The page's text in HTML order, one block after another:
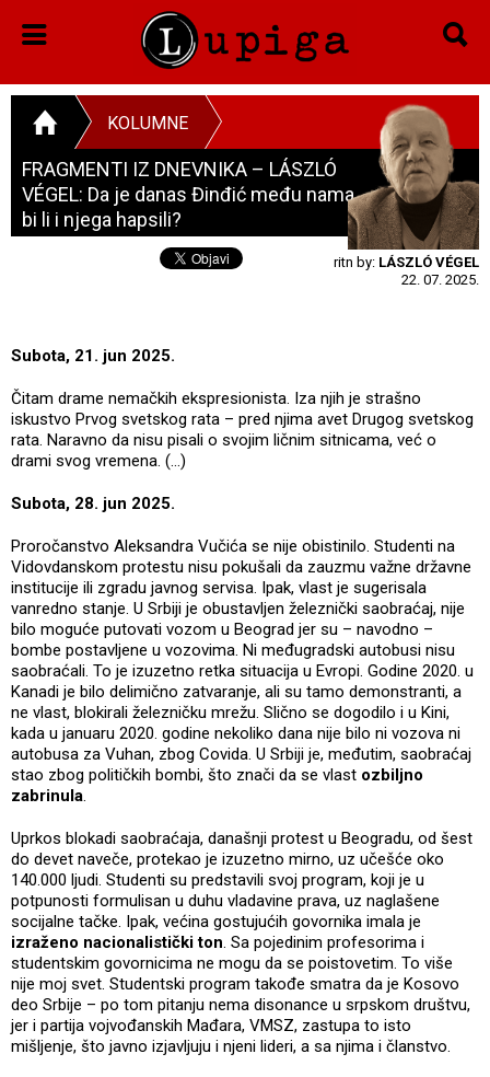
KOLUMNE
FRAGMENTI IZ DNEVNIKA – LÁSZLÓ
VÉGEL: Da je danas Đinđić među nama,
bi li i njega hapsili?
ritn by: LÁSZLÓ VÉGEL
22. 07. 2025.
Subota, 21. jun 2025.
Čitam drame nemačkih ekspresionista. Iza njih je strašno
iskustvo Prvog svetskog rata – pred njima avet Drugog svetskog
rata. Naravno da nisu pisali o svojim ličnim sitnicama, već o
drami svog vremena. (…)
Subota, 28. jun 2025.
Proročanstvo Aleksandra Vučića se nije obistinilo. Studenti na
Vidovdanskom protestu nisu pokušali da zauzmu važne državne
institucije ili zgradu javnog servisa. Ipak, vlast je sugerisala
vanredno stanje. U Srbiji je obustavljen železnički saobraćaj, nije
bilo moguće putovati vozom u Beograd jer su – navodno –
bombe postavljene u vozovima. Ni međugradski autobusi nisu
saobraćali. To je izuzetno retka situacija u Evropi. Godine 2020. u
Kanadi je bilo delimično zatvaranje, ali su tamo demonstranti, a
ne vlast, blokirali železničku mrežu. Slično se dogodilo i u Kini,
kada u januaru 2020. godine nekoliko dana nije bilo ni vozova ni
autobusa za Vuhan, zbog Covida. U Srbiji je, međutim, saobraćaj
stao zbog političkih bombi, što znači da se vlast ozbiljno
zabrinula.
Uprkos blokadi saobraćaja, današnji protest u Beogradu, od šest
do devet naveče, protekao je izuzetno mirno, uz učešće oko
140.000 ljudi. Studenti su predstavili svoj program, koji je u
potpunosti formulisan u duhu vladavine prava, uz naglašene
socijalne tačke. Ipak, većina gostujućih govornika imala je
izraženo nacionalistički ton. Sa pojedinim profesorima i
studentskim govornicima ne mogu da se poistovetim. To više
nije moj svet. Studentski program takođe smatra da je Kosovo
deo Srbije – po tom pitanju nema disonance u srpskom društvu,
jer i partija vojvođanskih Mađara, VMSZ, zastupa to isto
mišljenje, što javno izjavljuju i njeni lideri, a sa njima i članstvo.